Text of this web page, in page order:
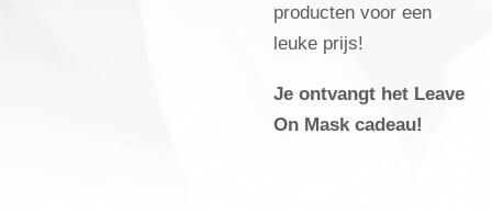
producten voor een
leuke prijs!
Je ontvangt het Leave
On Mask cadeau!